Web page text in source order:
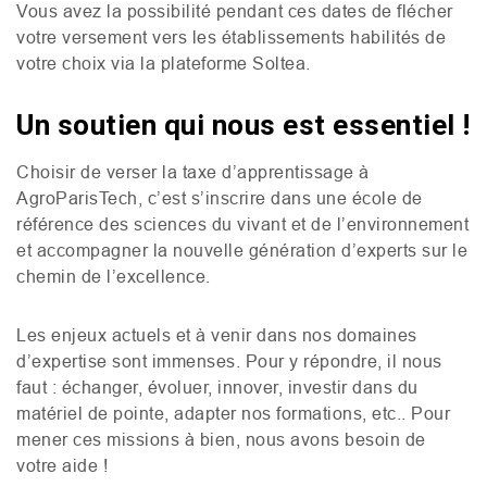
Vous avez la possibilité pendant ces dates de flécher
votre versement vers les établissements habilités de
votre choix via la plateforme Soltea.
Un soutien qui nous est essentiel !
Choisir de verser la taxe d’apprentissage à
AgroParisTech, c’est s’inscrire dans une école de
référence des sciences du vivant et de l’environnement
et accompagner la nouvelle génération d’experts sur le
chemin de l’excellence.
Les enjeux actuels et à venir dans nos domaines
d’expertise sont immenses. Pour y répondre, il nous
faut : échanger, évoluer, innover, investir dans du
matériel de pointe, adapter nos formations, etc.. Pour
mener ces missions à bien, nous avons besoin de
votre aide !